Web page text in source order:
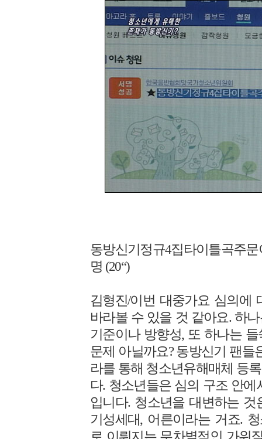
동방신기정규4집타이틀곡주
명 (20“)
김형진/이번 대중가요 심의에
바라볼 수 있을 것 같아요. 하
기준이나 방향성, 또 하나는
문제 아닐까요? 동방신기 팬들
라를 통해 청소년유해매체 등
다. 청소년들은 심의 구조 안
입니다. 청소년을 대변하는
기성세대, 어른이라는 거죠.
로 이뤄지는 무차별적인 가위